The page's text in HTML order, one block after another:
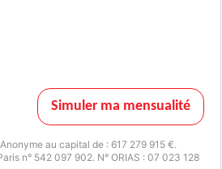
Simuler ma mensualité
au capital de : 617 279 915 €.
n° 542 097 902. N° ORIAS : 07 023 128